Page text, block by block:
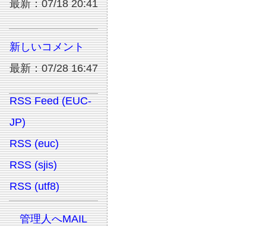
最新：07/18 20:41
新しいコメント
最新：07/28 16:47
RSS Feed (EUC-
JP)
RSS (euc)
RSS (sjis)
RSS (utf8)
管理人へMAIL